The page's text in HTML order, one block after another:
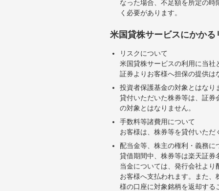
なった場合、不足額を所定の
く必要があります。
米国貸株サービスにかかる
リスクについて
米国貸株サービスの利用に当
証券よりお客様へ担保の提供
投資者保護基金の対象とはなり
貸付いただいた株券等は、証
の対象とはなりません。
手数料等諸費用について
お客様は、株券等を貸付いた
配当金等、株主の権利・義務に
貸借期間中、株券等は楽天証
当金については、発行会社よ
お客様へ支払われます。また
様の口座に対象銘柄を返却す